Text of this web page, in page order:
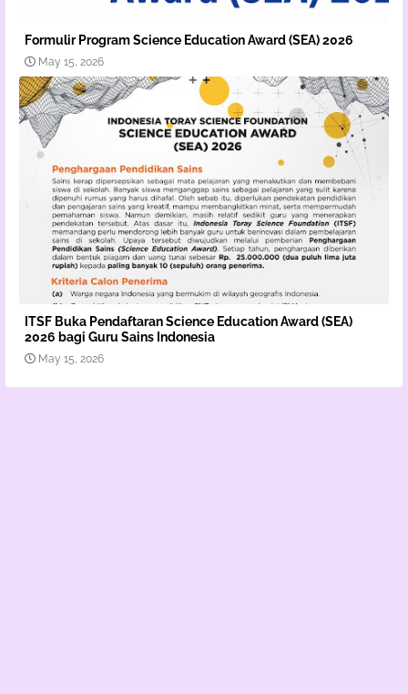
Formulir Program Science Education Award (SEA) 2026
May 15, 2026
ITSF Buka Pendaftaran Science Education Award (SEA)
2026 bagi Guru Sains Indonesia
May 15, 2026